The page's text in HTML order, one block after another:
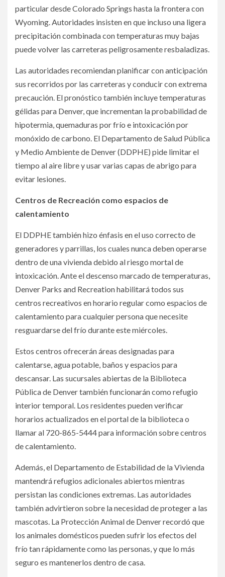
particular desde Colorado Springs hasta la frontera con
Wyoming. Autoridades insisten en que incluso una ligera
precipitación combinada con temperaturas muy bajas
puede volver las carreteras peligrosamente resbaladizas.
Las autoridades recomiendan planificar con anticipación
sus recorridos por las carreteras y conducir con extrema
precaución. El pronóstico también incluye temperaturas
gélidas para Denver, que incrementan la probabilidad de
hipotermia, quemaduras por frío e intoxicación por
monóxido de carbono. El Departamento de Salud Pública
y Medio Ambiente de Denver (DDPHE) pide limitar el
tiempo al aire libre y usar varias capas de abrigo para
evitar lesiones.
Centros de Recreación como espacios de
calentamiento
El DDPHE también hizo énfasis en el uso correcto de
generadores y parrillas, los cuales nunca deben operarse
dentro de una vivienda debido al riesgo mortal de
intoxicación. Ante el descenso marcado de temperaturas,
Denver Parks and Recreation habilitará todos sus
centros recreativos en horario regular como espacios de
calentamiento para cualquier persona que necesite
resguardarse del frío durante este miércoles.
Estos centros ofrecerán áreas designadas para
calentarse, agua potable, baños y espacios para
descansar. Las sucursales abiertas de la Biblioteca
Pública de Denver también funcionarán como refugio
interior temporal. Los residentes pueden verificar
horarios actualizados en el portal de la biblioteca o
llamar al 720-865-5444 para información sobre centros
de calentamiento.
Además, el Departamento de Estabilidad de la Vivienda
mantendrá refugios adicionales abiertos mientras
persistan las condiciones extremas. Las autoridades
también advirtieron sobre la necesidad de proteger a las
mascotas. La Protección Animal de Denver recordó que
los animales domésticos pueden sufrir los efectos del
frío tan rápidamente como las personas, y que lo más
seguro es mantenerlos dentro de casa.